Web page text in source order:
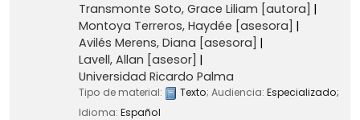
Transmonte Soto, Grace Liliam [autora]
Montoya Terreros, Haydée [asesora]
Avilés Merens, Diana [asesora]
Lavell, Allan [asesor]
Universidad Ricardo Palma
Tipo de material: Texto; Audiencia: Especializado;
Idioma: Español